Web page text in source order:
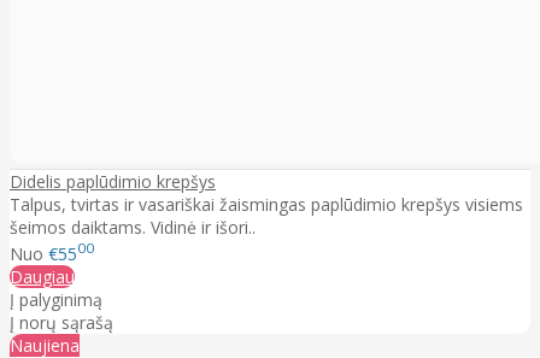
Didelis paplūdimio krepšys
Talpus, tvirtas ir vasariškai žaismingas paplūdimio krepšys visiems
šeimos daiktams. Vidinė ir išori..
Nuo €5500
Daugiau
Į palyginimą
Į norų sąrašą
Naujiena